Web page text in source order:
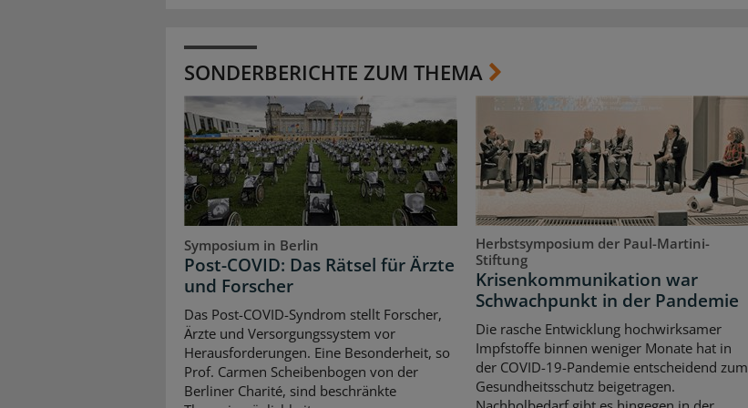
SONDERBERICHTE ZUM THEMA
Symposium in Berlin
Post-COVID: Das Rätsel für Ärzte
und Forscher
Das Post-COVID-Syndrom stellt Forscher,
Ärzte und Versorgungssystem vor
Herausforderungen. Eine Besonderheit, so
Prof. Carmen Scheibenbogen von der
Berliner Charité, sind beschränkte
Herbstsymposium der Paul-Martini-
Stiftung
Krisenkommunikation war
Schwachpunkt in der Pandemie
Die rasche Entwicklung hochwirksamer
Impfstoffe binnen weniger Monate hat in
der COVID-19-Pandemie entscheidend zum
Gesundheitsschutz beigetragen.